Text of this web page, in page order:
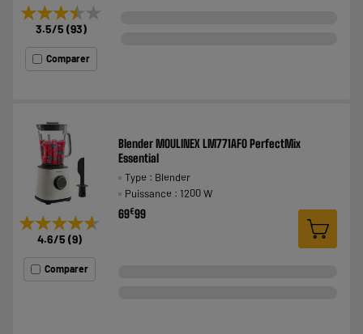
★★★★★
★★★★★
3.5/5 (93)
Comparer
★★★★★
★★★★★
4.6/5 (9)
Comparer
Blender MOULINEX LM771AF0 PerfectMix
Essential
Type : Blender
Puissance : 1200 W
69€99